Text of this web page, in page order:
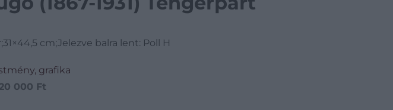
cm;Jelezve balra lent: Poll H
grafika
000 Ft